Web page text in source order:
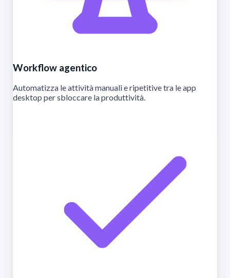
Workflow agentico
Automatizza le attività manuali e ripetitive tra le app
desktop per sbloccare la produttività.